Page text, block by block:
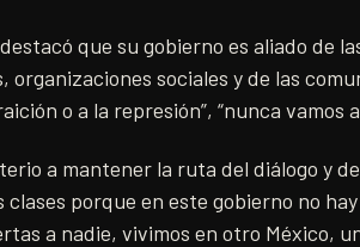
que su gobierno es aliado de
organizaciones sociales y de las
o a la represión”, “nunca vamos
a mantener la ruta del diálogo y
porque en este gobierno no
a nadie, vivimos en otro México,